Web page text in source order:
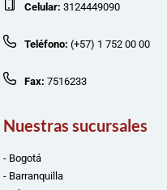
Celular: 3124449090
Teléfono: (+57) 1 752 00 00
Fax: 7516233
Nuestras sucursales
- Bogotá
- Barranquilla